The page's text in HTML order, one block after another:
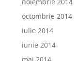
octombrie 2014
iulie 2014
iunie 2014